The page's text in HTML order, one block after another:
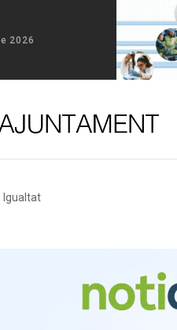
2026
Igualtat